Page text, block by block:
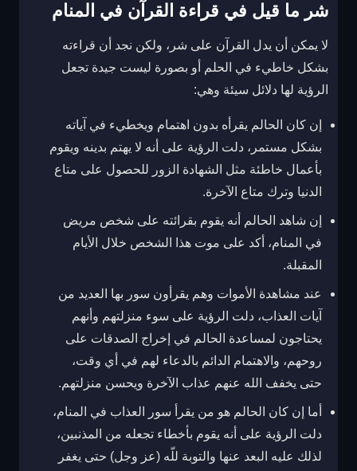
شر ما قيل في قراءة القرآن في المنام
لا يمكن أن يدل القرآن على شر، ولكن نجد أن قراءته
بشكل خاطيء في الحلم أو بصورة ليست جيدة تجعل
الرؤية لها دلائل سيئة وهي:
إن كان الحالم يقرأه بدون اهتمام ويخطيء في آياته
بشكل مستمر، دلت الرؤية على أنه لا يهتم بدينه ويقوم
بأعمال خاطئة مثل الشهادة الزور للحصول على متاع
الدنيا وترك متاع الآخرة.
إن شاهد الحالم أنه يقوم بقرائته على شخص مريض
في المنام، أكد على موت هذا الشخص خلال الأيام
المقبلة.
عند مشاهدة الأموات وهم يقرأون سور بها العديد من
آيات العذاب، دلت الرؤية على سوء منزلتهم وأنهم
يحتاجون لمساعدة الحالم في إخراج الصدقات على
روحهم، والاهتمام الدائم بالدعاء لهم في أي وقت،
حتى يخفف الله عنهم عذاب الآخرة ويحسن منزلتهم.
أما إن كان الحالم هو من يقرأ سور العذاب في المنام،
دلت الرؤية على أنه يقوم بأخطاء تجعله من المذنبين،
لذلك عليه البعد عنها والتوبة للّه (عز وجل) حتى يغفر